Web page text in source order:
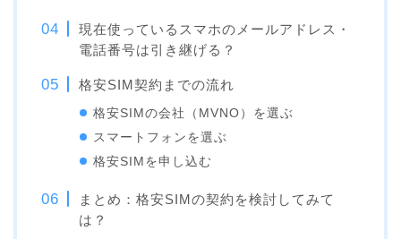
現在使っているスマホのメールアドレス・
電話番号は引き継げる？
格安SIM契約までの流れ
格安SIMの会社（MVNO）を選ぶ
スマートフォンを選ぶ
格安SIMを申し込む
まとめ：格安SIMの契約を検討してみて
は？